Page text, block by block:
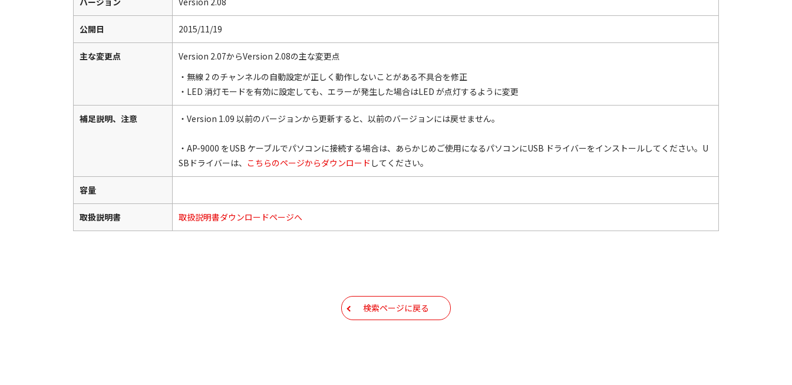
公開日 2015/11/19
主な変更点
Version 2.07からVersion 2.08の主な変更点
・無線 2 のチャンネルの自動設定が正しく動作しないことがある不具合を修正
・LED 消灯モードを有効に設定しても、エラーが発生した場合はLED が点灯するように変更
補足説明、注意 ・Version 1.09 以前のバージョンから更新すると、以前のバージョンには戻せません。
・AP-9000 をUSB ケーブルでパソコンに接続する場合は、あらかじめご使用になるパソコンにUSB ドライバーをインストールしてください。U
SBドライバーは、 こちらのページからダウンロード してください。
容量
取扱説明書 取扱説明書ダウンロードページへ
検索ページに戻る